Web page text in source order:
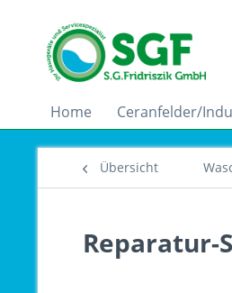
Home Ceranfelder/
Übersicht
Reparatur-